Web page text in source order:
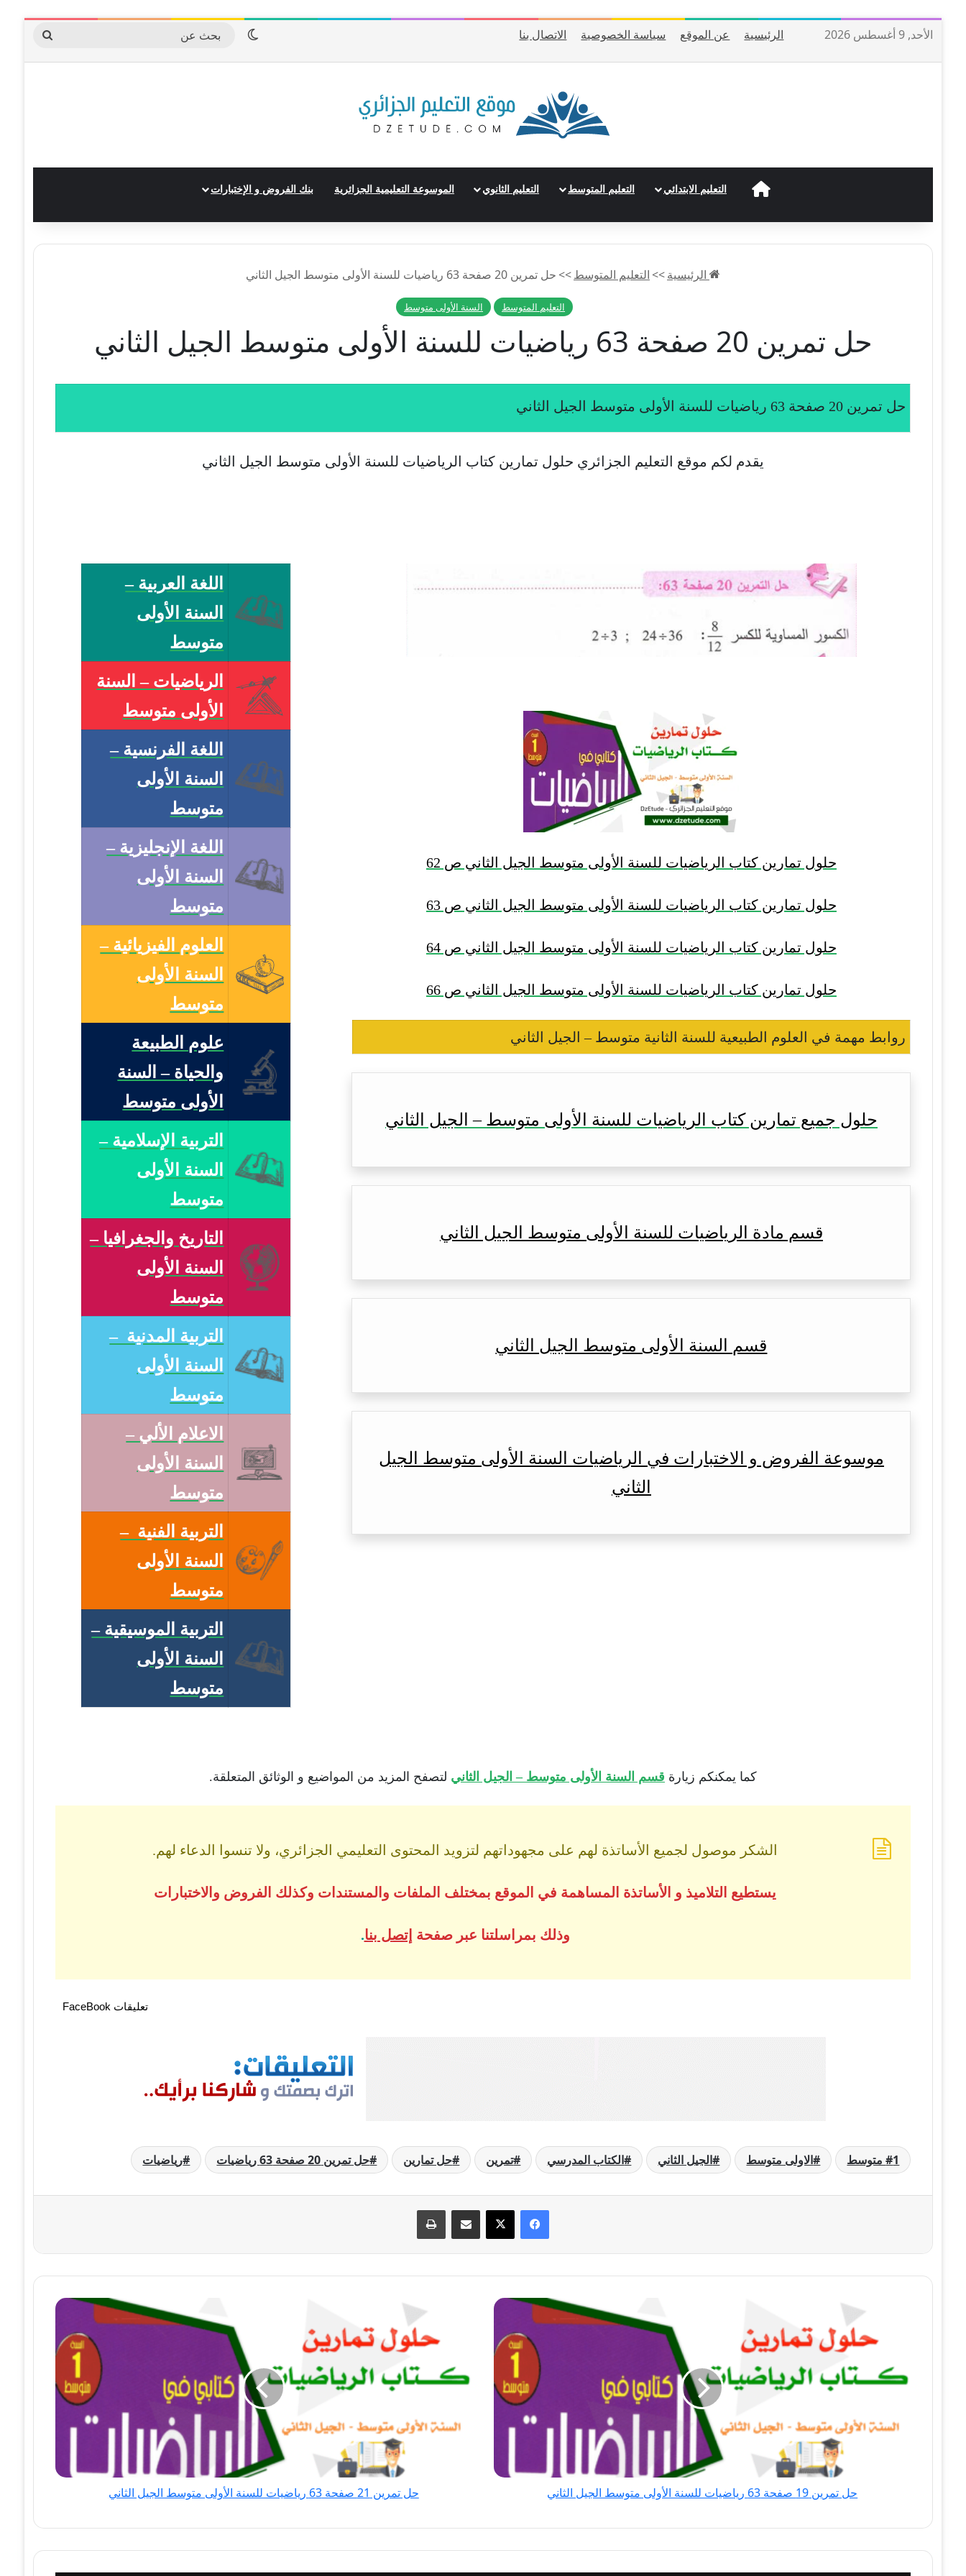
الأحد, 9 أغسطس 2026 الرئيسية عن الموقع سياسة الخصوصية الاتصال بنا الوضع المظلم
بحث
عن
الرئيسيةالتعليم الابتدائي التعليم المتوسط التعليم الثانوي الموسوعة التعليمية الجزائرية بنك الفروض و الإختبارات
الرئيسية>>التعليم المتوسط>>حل تمرين 20 صفحة 63 رياضيات للسنة الأولى متوسط الجيل الثاني
التعليم المتوسط السنة الأولى متوسط
حل تمرين 20 صفحة 63 رياضيات للسنة الأولى متوسط الجيل الثاني
حل تمرين 20 صفحة 63 رياضيات للسنة الأولى متوسط الجيل الثاني
يقدم لكم موقع التعليم الجزائري حلول تمارين كتاب الرياضيات للسنة الأولى متوسط الجيل الثاني
حلول تمارين كتاب الرياضيات للسنة الأولى متوسط الجيل الثاني ص 62
حلول تمارين كتاب الرياضيات للسنة الأولى متوسط الجيل الثاني ص 63
حلول تمارين كتاب الرياضيات للسنة الأولى متوسط الجيل الثاني ص 64
حلول تمارين كتاب الرياضيات للسنة الأولى متوسط الجيل الثاني ص 66
روابط مهمة في العلوم الطبيعية للسنة الثانية متوسط – الجيل الثاني
حلول جميع تمارين كتاب الرياضيات للسنة الأولى متوسط – الجيل الثاني
قسم مادة الرياضيات للسنة الأولى متوسط الجيل الثاني
قسم السنة الأولى متوسط الجيل الثاني
موسوعة الفروض و الاختبارات في الرياضيات السنة الأولى متوسط الجيل
الثاني
اللغة العربية –
السنة الأولى
متوسط
الرياضيات – السنة
الأولى متوسط
اللغة الفرنسية –
السنة الأولى
متوسط
اللغة الإنجليزية –
السنة الأولى
متوسط
العلوم الفيزيائية –
السنة الأولى
متوسط
علوم الطبيعة
والحياة – السنة
الأولى متوسط
التربية الإسلامية –
السنة الأولى
متوسط
التاريخ والجغرافيا –
السنة الأولى
متوسط
التربية المدنية –
السنة الأولى
متوسط
الاعلام الألي –
السنة الأولى
متوسط
التربية الفنية –
السنة الأولى
متوسط
التربية الموسيقية –
السنة الأولى
متوسط
كما يمكنكم زيارة قسم السنة الأولى متوسط – الجيل الثاني لتصفح المزيد من المواضيع و الوثائق المتعلقة.
الشكر موصول لجميع الأساتذة لهم على مجهوداتهم لتزويد المحتوى التعليمي الجزائري، ولا تنسوا الدعاء لهم.
يستطيع التلاميذ و الأساتذة المساهمة في الموقع بمختلف الملفات والمستندات وكذلك الفروض والاختبارات
وذلك بمراسلتنا عبر صفحة إتصل بنا.
تعليقات FaceBook
1 متوسط الاولى متوسط الجيل الثاني الكتاب المدرسي تمرين حل تمارين حل تمرين 20 صفحة 63 رياضيات رياضيات
فيسبوك
‫X مشاركة عبر البريد طباعة
63
الأولى
حل تمرين 19 صفحة 63 رياضيات للسنة الأولى متوسط الجيل الثاني
63
الأولى
حل تمرين 21 صفحة 63 رياضيات للسنة الأولى متوسط الجيل الثاني